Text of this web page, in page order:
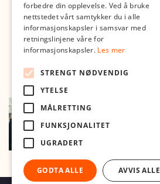
forbedre din opplevelse. Ved å bruke
nettstedet vårt samtykker du i alle
informasjonskapsler i samsvar med
retningslinjene våre for
informasjonskapsler. Les mer
STRENGT NØDVENDIG
YTELSE
MÅLRETTING
FUNKSJONALITET
UGRADERT
GODTA ALLE AVVIS ALLE